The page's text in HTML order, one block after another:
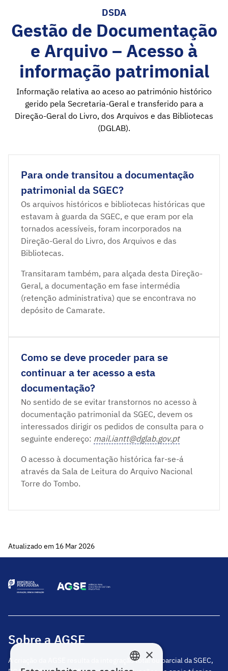
DSDA
Gestão de Documentação
e Arquivo – Acesso à
informação patrimonial
Informação relativa ao aceso ao património histórico
gerido pela Secretaria-Geral e transferido para a
Direção-Geral do Livro, dos Arquivos e das Bibliotecas
(DGLAB).
Para onde transitou a documentação
patrimonial da SGEC?
Os arquivos históricos e bibliotecas históricas que
estavam à guarda da SGEC, e que eram por ela
tornados acessíveis, foram incorporados na
Direção-Geral do Livro, dos Arquivos e das
Bibliotecas.
Transitaram também, para alçada desta Direção-
Geral, a documentação em fase intermédia
(retenção administrativa) que se encontrava no
depósito de Camarate.
Como se deve proceder para se
continuar a ter acesso a esta
documentação?
No sentido de se evitar transtornos no acesso à
documentação patrimonial da SGEC, devem os
interessados dirigir os pedidos de consulta para o
seguinte endereço: mail.iantt@dglab.gov.pt
O acesso à documentação histórica far-se-á
através da Sala de Leitura do Arquivo Nacional
Torre do Tombo.
Atualizado em 16 Mar 2026
Sobre a AGSE
A criação da AGSE resulta da integração total ou parcial da SGEC,
×